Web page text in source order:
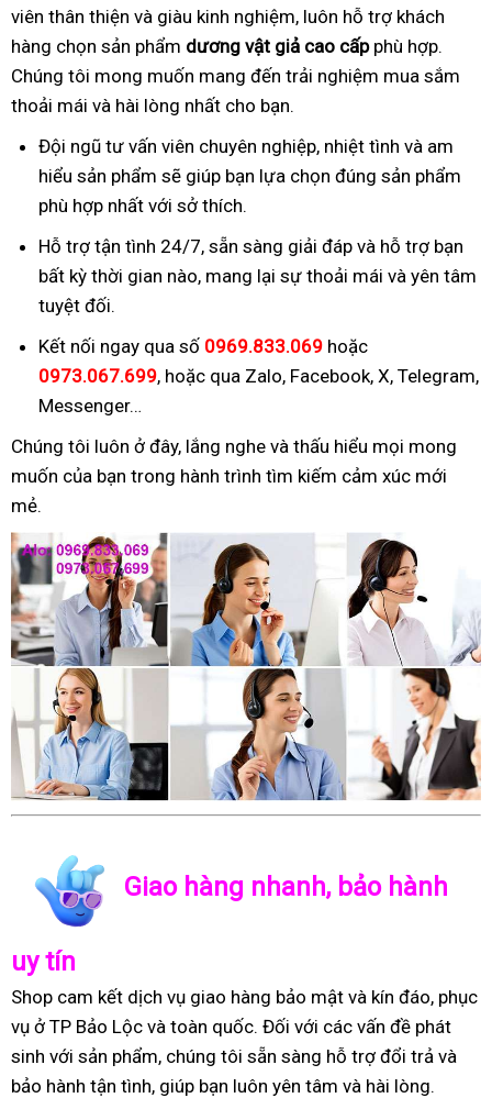
viên thân thiện và giàu kinh nghiệm, luôn hỗ trợ khách
hàng chọn sản phẩm dương vật giả cao cấpphù hợp.
Chúng tôi mong muốn mang đến trải nghiệm mua sắm
thoải mái và hài lòng nhất cho bạn.
Đội ngũ tư vấn viên chuyên nghiệp, nhiệt tình và am
hiểu sản phẩm sẽ giúp bạn lựa chọn đúng sản phẩm
phù hợp nhất với sở thích.
Hỗ trợ tận tình 24/7, sẵn sàng giải đáp và hỗ trợ bạn
bất kỳ thời gian nào, mang lại sự thoải mái và yên tâm
tuyệt đối.
Kết nối ngay qua số 0969.833.069 hoặc
0973.067.699, hoặc qua Zalo, Facebook, X, Telegram,
Messenger…
Chúng tôi luôn ở đây, lắng nghe và thấu hiểu mọi mong
muốn của bạn trong hành trình tìm kiếm cảm xúc mới
mẻ.
Giao hàng nhanh, bảo hành
uy tín
Shop cam kết dịch vụ giao hàng bảo mật và kín đáo, phục
vụ ở TP Bảo Lộc và toàn quốc. Đối với các vấn đề phát
sinh với sản phẩm, chúng tôi sẵn sàng hỗ trợ đổi trả và
bảo hành tận tình, giúp bạn luôn yên tâm và hài lòng.